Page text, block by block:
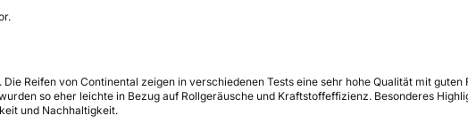
Reifen von Continental zeigen in verschiedenen Tests eine sehr hohe Qualität mit
so eher leichte in Bezug auf Rollgeräusche und Kraftstoffeffizienz. Besonderes
und Nachhaltigkeit.